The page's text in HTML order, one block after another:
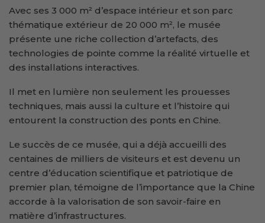
Avec ses 3 000 m² d’espace intérieur et son parc
thématique extérieur de 20 000 m², le musée
présente une riche collection d’artefacts, des
technologies de pointe comme la réalité virtuelle et
des installations interactives.
Il met en lumière non seulement les prouesses
techniques, mais aussi la culture et l’histoire qui
entourent la construction des ponts en Chine.
Le succès de ce musée, qui a déjà accueilli des
centaines de milliers de visiteurs et est devenu un
centre d’éducation scientifique et patriotique de
premier plan, témoigne de l’importance que la Chine
accorde à la valorisation de son savoir-faire en
matière d’infrastructures.